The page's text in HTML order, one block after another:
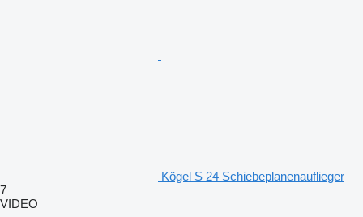
Kögel S 24 Schiebeplanenauflieger
7
VIDEO